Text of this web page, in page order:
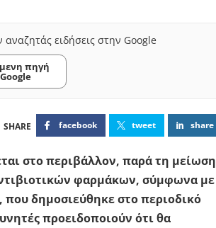
ειδήσεις στην Google
πηγή
facebook tweet share
στο περιβάλλον, παρά τη μείωση
φαρμάκων, σύμφωνα με
δημοσιεύθηκε στο περιοδικό
προειδοποιούν ότι θα